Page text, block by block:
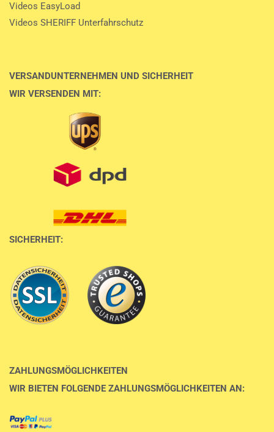
Videos EasyLoad
Videos SHERIFF Unterfahrschutz
VERSANDUNTERNEHMEN UND SICHERHEIT
WIR VERSENDEN MIT:
SICHERHEIT:
ZAHLUNGSMÖGLICHKEITEN
WIR BIETEN FOLGENDE ZAHLUNGSMÖGLICHKEITEN AN: